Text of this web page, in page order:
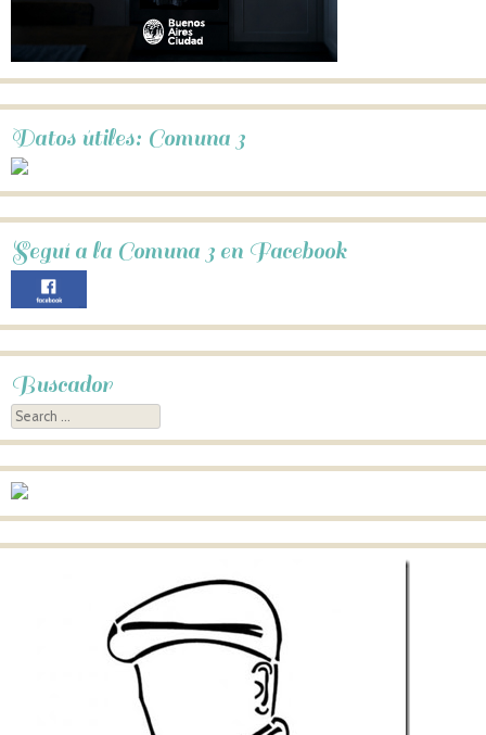
Datos útiles: Comuna 3
Seguí a la Comuna 3 en Facebook
Buscador
Search